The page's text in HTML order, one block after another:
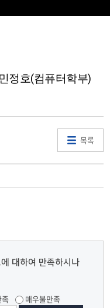
정호(컴퓨터학부)
목록
대하여 만족하시나
매우불만족